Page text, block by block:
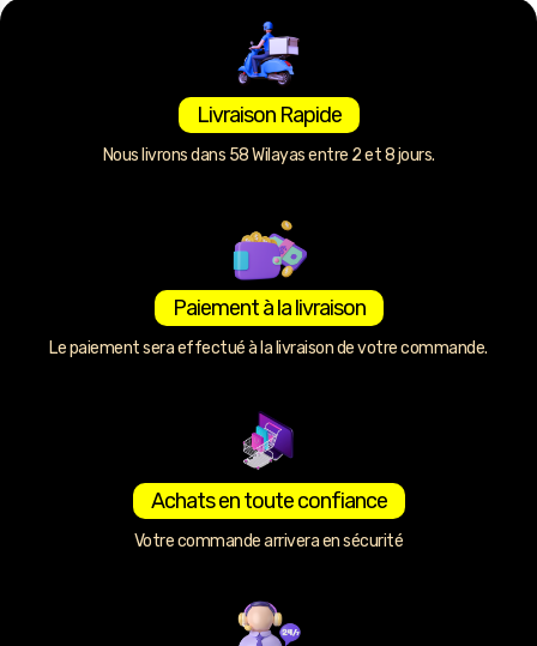
Livraison Rapide
Nous livrons dans 58 Wilayas entre 2 et 8 jours.
Paiement à la livraison
Le paiement sera effectué à la livraison de votre commande.
Achats en toute confiance
Votre commande arrivera en sécurité